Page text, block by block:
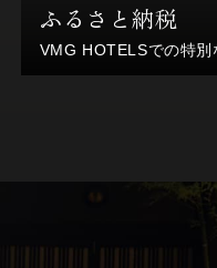
ふるさと納税
VMG HOTELSでの特